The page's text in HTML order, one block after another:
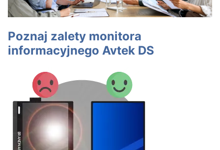
Poznaj zalety monitora
informacyjnego Avtek DS